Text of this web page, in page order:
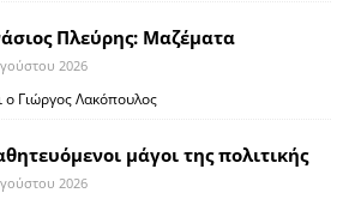
Πλεύρης: Μαζέματα
2026
ο Γιώργος Λακόπουλος
μάγοι της πολιτικής
2026